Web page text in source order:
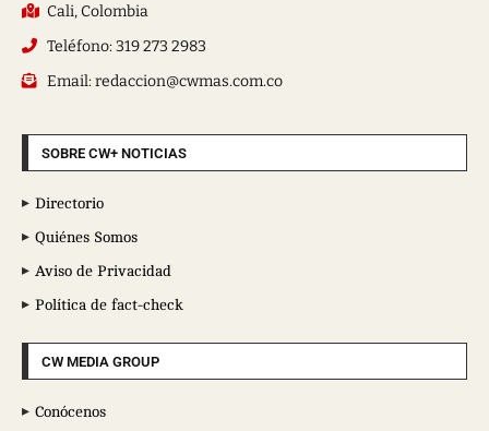
Cali, Colombia
Teléfono: 319 273 2983
Email: redaccion@cwmas.com.co
SOBRE CW+ NOTICIAS
Directorio
Quiénes Somos
Aviso de Privacidad
Política de fact-check
CW MEDIA GROUP
Conócenos